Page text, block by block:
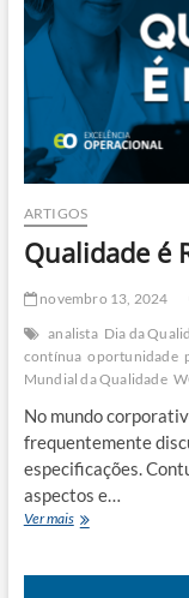
ARTIGOS
Qualidade é
novembro 13, 2024
analista Dia da
contínua oportunidade
Mundial da Qualidade
No mundo
frequentemente
especificações.
aspectos e…
Ver maisQualidade